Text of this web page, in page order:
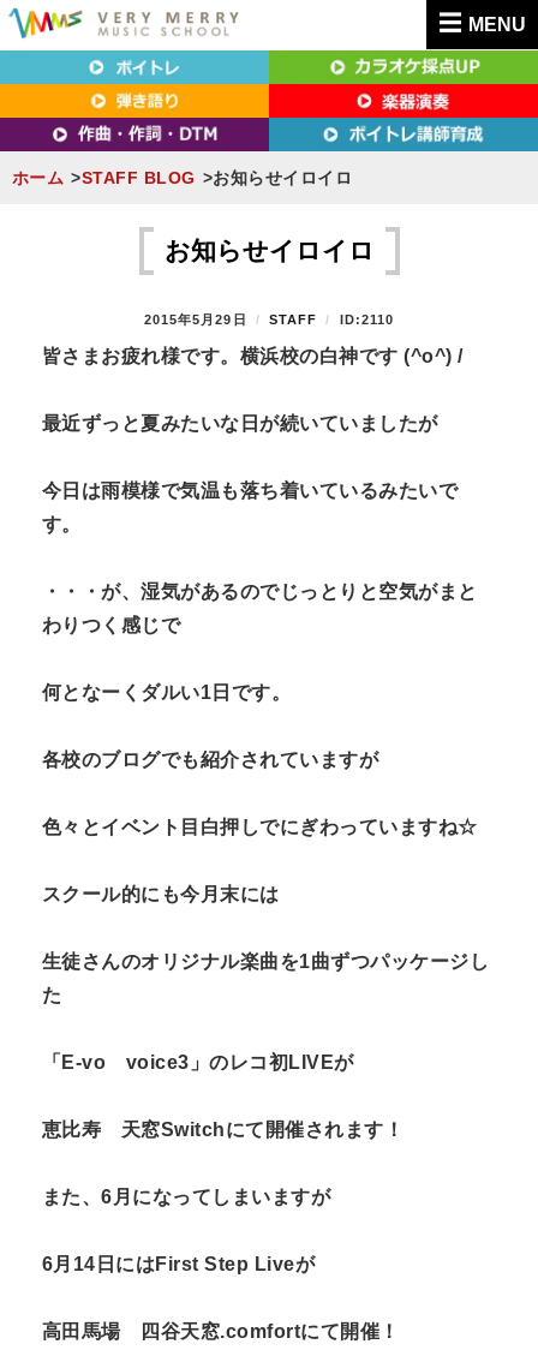
MENU
東京（新宿・八王子）・横浜・名古屋・京都で
「本気」になれるボイトレ教室｜VERY MERRY
MUSIC SCHOOL（ベリーメリー）
東京（新宿・八王子）・横浜・名古屋・京都で「本気」になれるボイトレ教室｜
VERY MERRY MUSIC SCHOOL（ベリーメリー）
ホーム STAFF BLOG お知らせイロイロ
お知らせイロイロ
P
S
E
D
N
2015年5月29日
B
STAFF ID:2110
皆さまお疲れ様です。横浜校の白神です (^o^) /
最近ずっと夏みたいな日が続いていましたが
今日は雨模様で気温も落ち着いているみたいで
す。
・・・が、湿気があるのでじっとりと空気がまと
わりつく感じで
何となーくダルい1日です。
各校のブログでも紹介されていますが
色々とイベント目白押しでにぎわっていますね☆
スクール的にも今月末には
生徒さんのオリジナル楽曲を1曲ずつパッケージし
た
「E-vo voice3」のレコ初LIVEが
恵比寿 天窓Switchにて開催されます！
また、6月になってしまいますが
6月14日にはFirst Step Liveが
高田馬場 四谷天窓.comfortにて開催！